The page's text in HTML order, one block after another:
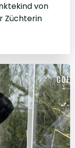
von
Züchterin